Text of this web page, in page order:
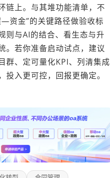
链上。与其堆功能清单，不
金”的关键路径做验收标
则与AI的结合、看生态与升
。若你准备启动试点，建议
群、定可量化KPI、列清集成
入更可控，回报更确定。